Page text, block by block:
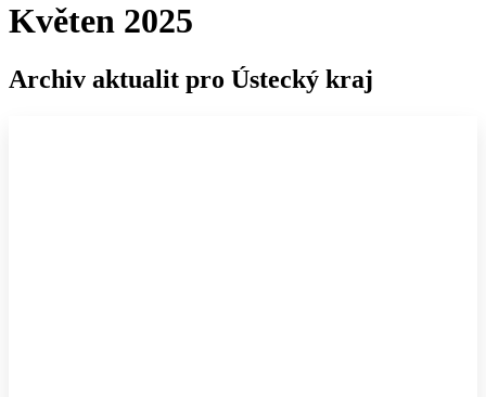
Květen 2025
Archiv aktualit pro Ústecký kraj